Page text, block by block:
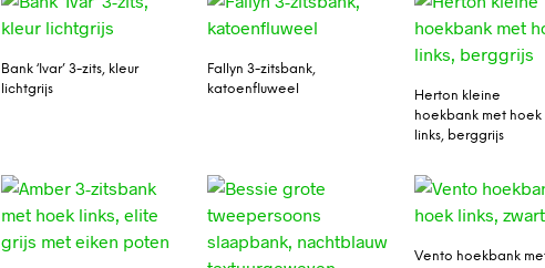
Bank ‘Ivar’ 3-zits, kleur
lichtgrijs
Fallyn 3-zitsbank,
katoenfluweel
Herton kleine
hoekbank met hoek
links, berggrijs
Vento hoekbank